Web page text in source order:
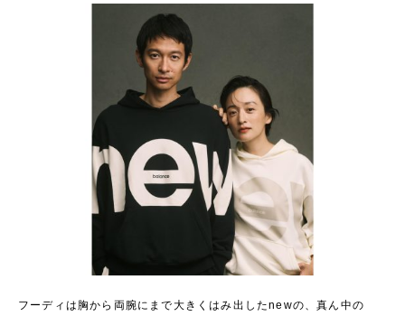
フーディは胸から両腕にまで大きくはみ出したnewの、真ん中の